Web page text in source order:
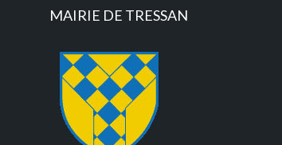
MAIRIE DE TRESSAN